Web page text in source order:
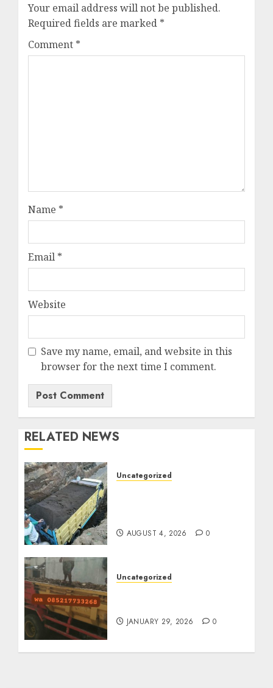
Your email address will not be published.
Required fields are marked *
Comment *
Name *
Email *
Website
Save my name, email, and website in this
browser for the next time I comment.
RELATED NEWS
Uncategorized
AUGUST 4, 2026 0
Uncategorized
JANUARY 29, 2026 0